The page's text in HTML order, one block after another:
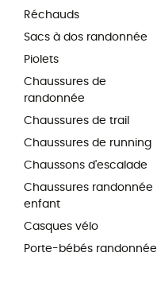
Réchauds
Sacs à dos randonnée
Piolets
Chaussures de
randonnée
Chaussures de trail
Chaussures de running
Chaussons d'escalade
Chaussures randonnée
enfant
Casques vélo
Porte-bébés randonnée